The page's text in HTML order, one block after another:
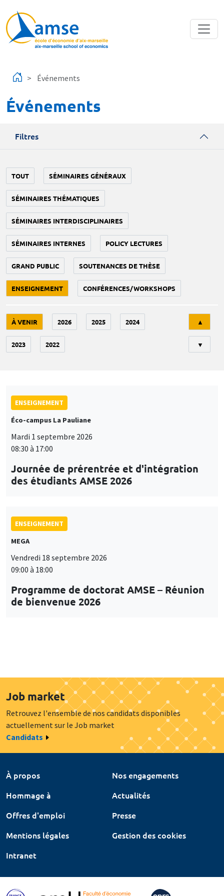
Événements
Événements
Filtres
TOUT SÉMINAIRES GÉNÉRAUX
SÉMINAIRES THÉMATIQUES
SÉMINAIRES INTERDISCIPLINAIRES
SÉMINAIRES INTERNES POLICY LECTURES
GRAND PUBLIC SOUTENANCES DE THÈSE
ENSEIGNEMENT CONFÉRENCES/WORKSHOPS
À VENIR 2026 2025 2024
2023 2022
▲
▼
ENSEIGNEMENT
Éco-campus La Pauliane
Mardi 1 septembre 2026
08:30 à 17:00
Journée de prérentrée et d'intégration
des étudiants AMSE 2026
ENSEIGNEMENT
MEGA
Vendredi 18 septembre 2026
09:00 à 18:00
Programme de doctorat AMSE – Réunion
de bienvenue 2026
Job market
Retrouvez l'ensemble de nos candidats disponibles
actuellement sur le Job market
Candidats
À propos
Nos engagements
Hommage à
Actualités
Offres d'emploi
Presse
Mentions légales
Gestion des cookies
Intranet